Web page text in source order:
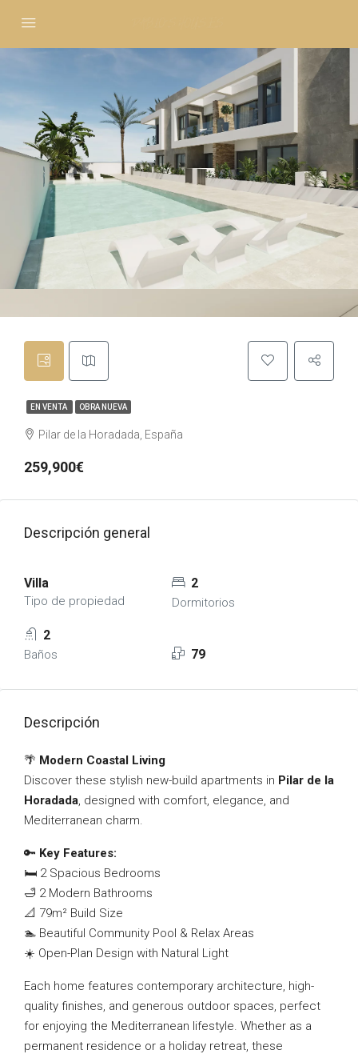
EN VENTA OBRA NUEVA
Pilar de la Horadada, España
259,900€
Descripción general
Villa
Tipo de propiedad
2
Dormitorios
2
Baños 79
Descripción
🌴 Modern Coastal Living
Discover these stylish new-build apartments in Pilar de la
Horadada, designed with comfort, elegance, and
Mediterranean charm.
🔑 Key Features:
🛏️ 2 Spacious Bedrooms
🛁 2 Modern Bathrooms
📐 79m² Build Size
🏊 Beautiful Community Pool & Relax Areas
☀️ Open-Plan Design with Natural Light
Each home features contemporary architecture, high-
quality finishes, and generous outdoor spaces, perfect
for enjoying the Mediterranean lifestyle. Whether as a
permanent residence or a holiday retreat, these